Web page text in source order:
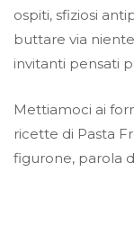
ospiti, sfiziosi
buttare via
invitanti pensati
Mettiamoci ai
ricette di Pasta
figurone, parola